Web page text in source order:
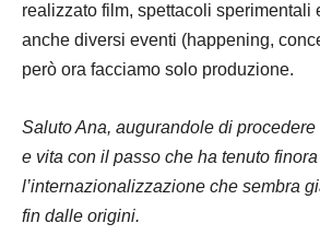
realizzato film, spettacoli sperimentali
anche diversi eventi (happening,
però ora facciamo solo produzione.
Saluto Ana, augurandole di
e vita con il passo che ha tenuto
l’internazionalizzazione che sembra
fin dalle origini.